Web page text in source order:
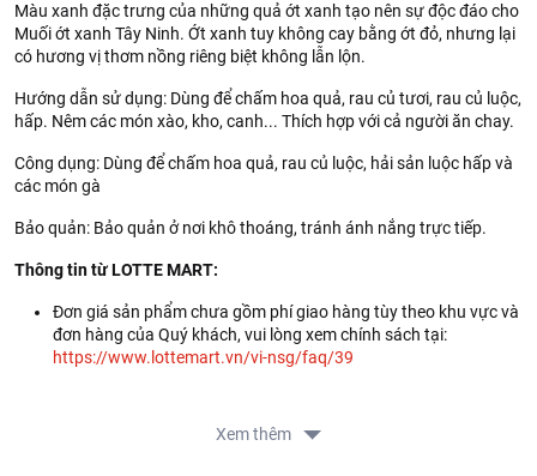
Màu xanh đặc trưng của những quả ớt xanh tạo nên sự độc đáo cho
Muối ớt xanh Tây Ninh. Ớt xanh tuy không cay bằng ớt đỏ, nhưng lại
có hương vị thơm nồng riêng biệt không lẫn lộn.
Hướng dẫn sử dụng: Dùng để chấm hoa quả, rau củ tươi, rau củ luộc,
hấp. Nêm các món xào, kho, canh... Thích hợp với cả người ăn chay.
Công dụng: Dùng để chấm hoa quả, rau củ luộc, hải sản luộc hấp và
các món gà
Bảo quản: Bảo quản ở nơi khô thoáng, tránh ánh nắng trực tiếp.
Thông tin từ LOTTE MART:
Đơn giá sản phẩm chưa gồm phí giao hàng tùy theo khu vực và
đơn hàng của Quý khách, vui lòng xem chính sách tại:
https://www.lottemart.vn/vi-nsg/faq/39
Xem thêm